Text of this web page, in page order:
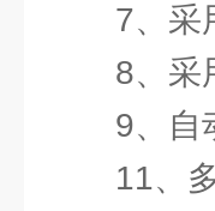
7、采
8、采
9、自
11、